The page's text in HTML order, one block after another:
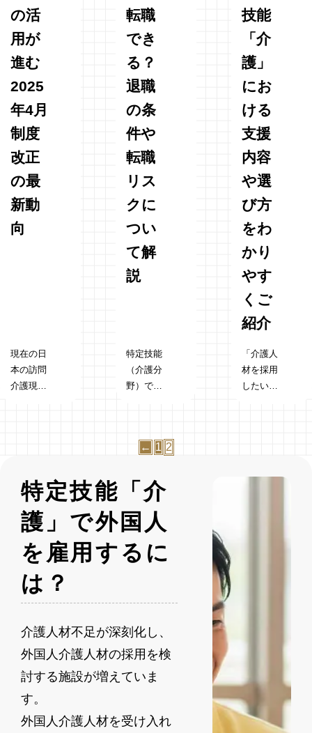
りま
性上、
の活
用が
進む
2025
年4月
制度
改正
の最
新動
向
現在の日
本の訪問
介護現場
す。 この
状況を背
景に、外
国人介護
人材の訪
問介護従
事が注目
されてい
記事で
人介護人
材の訪問
転職
でき
る？
退職
の条
件や
転職
リス
クに
つい
て解
説
特定技能
（介護分
野）で働
が認めら
す。ただ
し、在留
資格の変
更許可申
請や届出
義務な
る手続
があり、
受入れ施
技能
「介
護」
にお
ける
支援
内容
や選
び方
をわ
かり
やす
くご
紹介
「介護人
材を採用
したいけ
能
← 1 2
特定技能「介
護」で外国人
を雇用するに
は？
介護人材不足が深刻化し、
外国人介護人材の採用を検
討する施設が増えていま
す。
外国人介護人材を受け入れ